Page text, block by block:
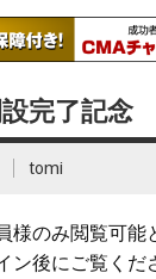
完了記念
tomi
様のみ閲覧可能
ン後にご覧くだ